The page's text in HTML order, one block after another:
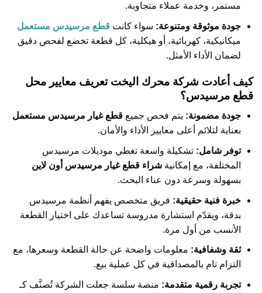
مستمر، وخدمة عملاء متجاوبة.
جودة موثوقة ومتنوعة: سواء كانت قطع مرسيدس مستعمل
ميكانيكية، كهربائية، أو هيكلية، كل قطعة تخضع لفحص دقيق
لضمان الأداء الأمثل.
كيف أعادت شركة محرك اليخت تعريف معايير محل
قطع مرسيدس؟
جودة مضمونة: يتم فحص جميع قطع غيار مرسيدس مستعمل
بعناية لتلائم أعلى معايير الأداء والأمان.
توفر شامل: تشكيلة واسعة تغطي موديلات مرسيدس
المختلفة، مع إمكانية شراء قطع غيار مرسيدس أون لاين
بسهولة وسرعة دون عناء البحث.
خبرة فنية حقيقية: فريق متخصص يفهم أنظمة مرسيدس
بدقة، ويقدّم استشارة مدروسة تساعدك على اختيار القطعة
الأنسب من أول مرة.
ثقة وشفافية: معلومات واضحة عن حالة القطعة وسعرها، مع
التزام تام بالمصداقية في كل عملية بيع.
تجربة رقمية متقدمة: منصة سلسة جعلت الشركة تُصنَّف كـ